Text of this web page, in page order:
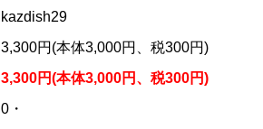
kazdish29
3,300円(本体3,000円、税300円)
3,300円(本体3,000円、税300円)
0・